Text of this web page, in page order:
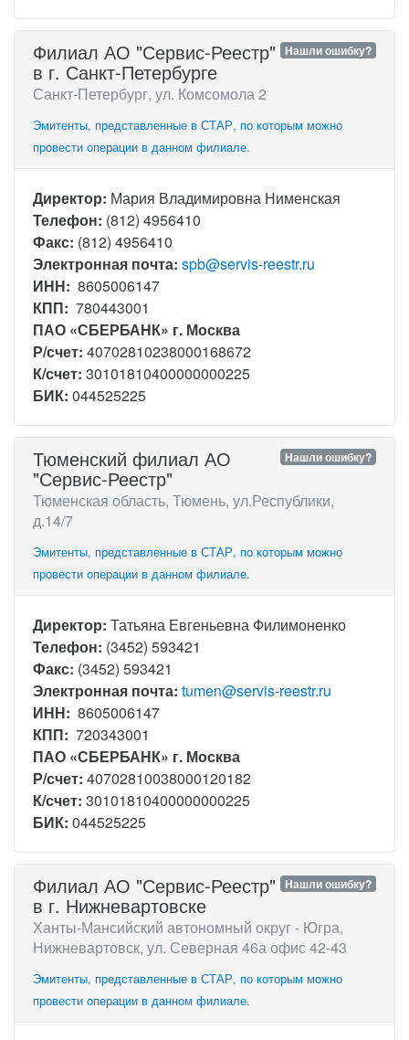
Нашли ошибку?
Филиал АО "Сервис-Реестр"
в г. Санкт-Петербурге
Санкт-Петербург, ул. Комсомола 2
Эмитенты, представленные в СТАР, по которым можно
провести операции в данном филиале.
Директор: Мария Владимировна Нименская
Телефон: (812) 4956410
Факс: (812) 4956410
Электронная почта: spb@servis-reestr.ru
ИНН: 8605006147
КПП: 780443001
ПАО «СБЕРБАНК» г. Москва
Р/счет: 40702810238000168672
К/счет: 30101810400000000225
БИК: 044525225
Нашли ошибку?
Тюменский филиал АО
"Сервис-Реестр"
Тюменская область, Тюмень, ул.Республики,
д.14/7
Эмитенты, представленные в СТАР, по которым можно
провести операции в данном филиале.
Директор: Татьяна Евгеньевна Филимоненко
Телефон: (3452) 593421
Факс: (3452) 593421
Электронная почта: tumen@servis-reestr.ru
ИНН: 8605006147
КПП: 720343001
ПАО «СБЕРБАНК» г. Москва
Р/счет: 40702810038000120182
К/счет: 30101810400000000225
БИК: 044525225
Нашли ошибку?
Филиал АО "Сервис-Реестр"
в г. Нижневартовске
Ханты-Мансийский автономный округ - Югра,
Нижневартовск, ул. Северная 46а офис 42-43
Эмитенты, представленные в СТАР, по которым можно
провести операции в данном филиале.